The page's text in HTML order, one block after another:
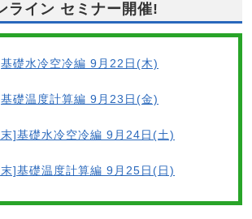
ライン セミナー開催!
基礎水冷空冷編 9月22日(木)
基礎温度計算編 9月23日(金)
]基礎水冷空冷編 9月24日(土)
]基礎温度計算編 9月25日(日)